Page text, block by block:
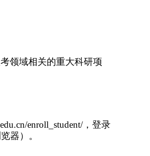
领域相关的重大科研项
enroll_student/，登录
器）。